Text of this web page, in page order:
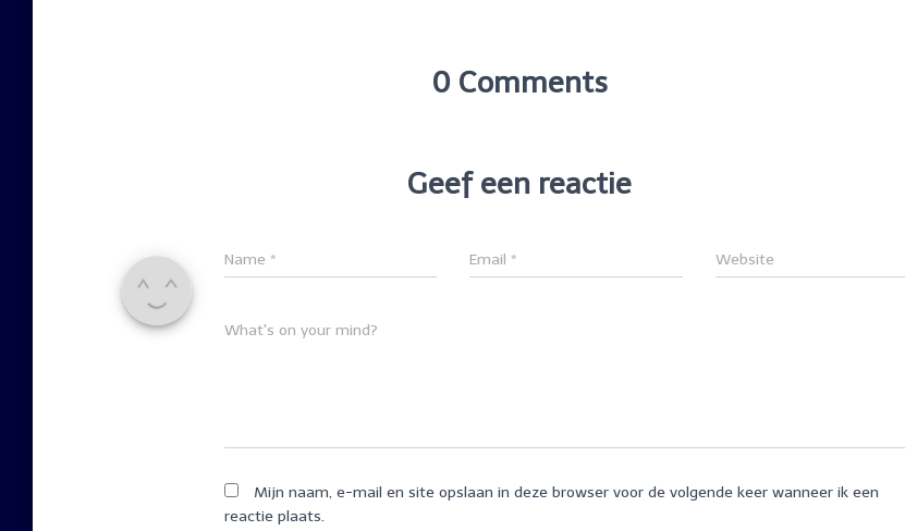
0 Comments
Geef een reactie
Name * Email* Website
What's on your mind?
Mijn naam, e-mail en site opslaan in deze browser voor de volgende keer wanneer ik een
reactie plaats.